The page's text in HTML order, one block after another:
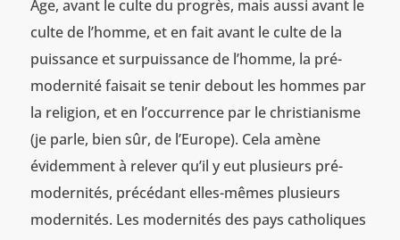
Age, avant le culte du progrès, mais aussi avant le
culte de l’homme, et en fait avant le culte de la
puissance et surpuissance de l’homme, la pré-
modernité faisait se tenir debout les hommes par
la religion, et en l’occurrence par le christianisme
(je parle, bien sûr, de l’Europe). Cela amène
évidemment à relever qu’il y eut plusieurs pré-
modernités, précédant elles-mêmes plusieurs
modernités. Les modernités des pays catholiques